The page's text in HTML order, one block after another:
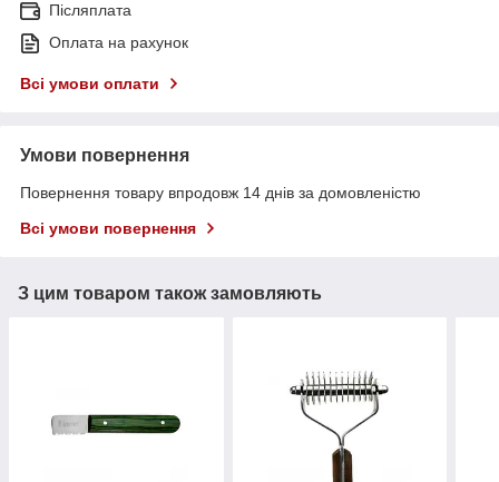
Післяплата
Оплата на рахунок
Всі умови оплати
Умови повернення
Повернення товару впродовж 14 днів за домовленістю
Всі умови повернення
З цим товаром також замовляють